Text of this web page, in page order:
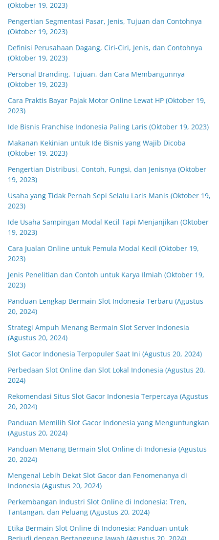
(Oktober 19, 2023)
Pengertian Segmentasi Pasar, Jenis, Tujuan dan Contohnya
(Oktober 19, 2023)
Definisi Perusahaan Dagang, Ciri-Ciri, Jenis, dan Contohnya
(Oktober 19, 2023)
Personal Branding, Tujuan, dan Cara Membangunnya
(Oktober 19, 2023)
Cara Praktis Bayar Pajak Motor Online Lewat HP (Oktober 19,
2023)
Ide Bisnis Franchise Indonesia Paling Laris (Oktober 19, 2023)
Makanan Kekinian untuk Ide Bisnis yang Wajib Dicoba
(Oktober 19, 2023)
Pengertian Distribusi, Contoh, Fungsi, dan Jenisnya (Oktober
19, 2023)
Usaha yang Tidak Pernah Sepi Selalu Laris Manis (Oktober 19,
2023)
Ide Usaha Sampingan Modal Kecil Tapi Menjanjikan (Oktober
19, 2023)
Cara Jualan Online untuk Pemula Modal Kecil (Oktober 19,
2023)
Jenis Penelitian dan Contoh untuk Karya Ilmiah (Oktober 19,
2023)
Panduan Lengkap Bermain Slot Indonesia Terbaru (Agustus
20, 2024)
Strategi Ampuh Menang Bermain Slot Server Indonesia
(Agustus 20, 2024)
Slot Gacor Indonesia Terpopuler Saat Ini (Agustus 20, 2024)
Perbedaan Slot Online dan Slot Lokal Indonesia (Agustus 20,
2024)
Rekomendasi Situs Slot Gacor Indonesia Terpercaya (Agustus
20, 2024)
Panduan Memilih Slot Gacor Indonesia yang Menguntungkan
(Agustus 20, 2024)
Panduan Menang Bermain Slot Online di Indonesia (Agustus
20, 2024)
Mengenal Lebih Dekat Slot Gacor dan Fenomenanya di
Indonesia (Agustus 20, 2024)
Perkembangan Industri Slot Online di Indonesia: Tren,
Tantangan, dan Peluang (Agustus 20, 2024)
Etika Bermain Slot Online di Indonesia: Panduan untuk